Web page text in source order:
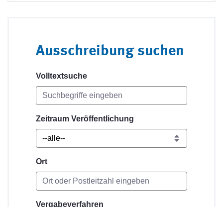
Ausschreibung suchen
Volltextsuche
Zeitraum Veröffentlichung
Ort
Vergabeverfahren